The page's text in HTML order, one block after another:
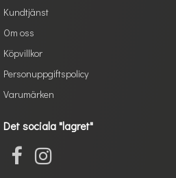
Kundtjänst
Om oss
Köpvillkor
Personuppgiftspolicy
Varumärken
Det sociala "lagret"